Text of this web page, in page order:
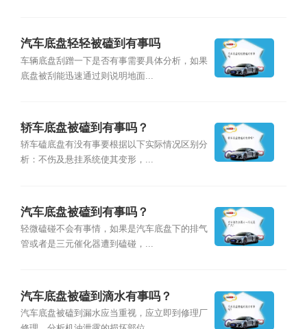
汽车底盘轻轻被磕到有事吗
车辆底盘刮蹭一下是否有事需要具体分析，如果
底盘被刮能迅速通过则说明地面...
轿车底盘被磕到有事吗？
轿车磕底盘有没有事要根据以下实际情况区别分
析：不伤及悬挂系统使其变形，...
汽车底盘被磕到有事吗？
轻微磕碰不会有事情，如果是汽车底盘下的排气
管或者是三元催化器遭到磕碰，...
汽车底盘被磕到滴水有事吗？
汽车底盘被磕到漏水应当重视，应立即到修理厂